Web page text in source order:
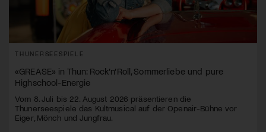
THUNERSEESPIELE
«GREASE» in Thun: Rock’n’Roll, Sommerliebe und pure
Highschool-Energie
Vom 8. Juli bis 22. August 2026 präsentieren die
Thunerseespiele das Kultmusical auf der Openair-Bühne vor
Eiger, Mönch und Jungfrau.